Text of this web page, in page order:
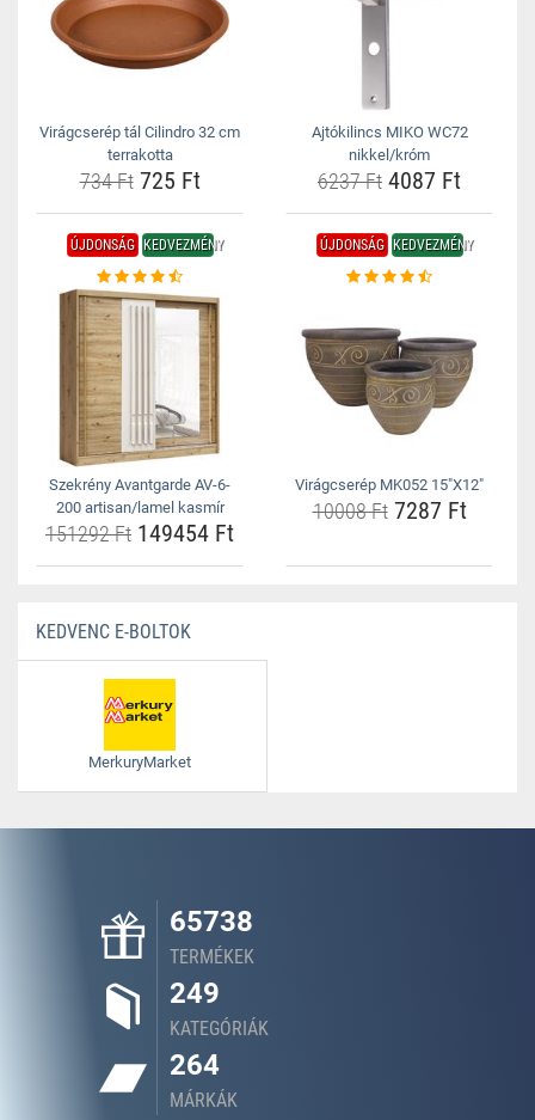
Virágcserép tál Cilindro 32 cm
terrakotta
734 Ft725 Ft
Ajtókilincs MIKO WC72
nikkel/króm
6237 Ft 4087 Ft
ÚJDONSÁG KEDVEZMÉNY
Szekrény Avantgarde AV-6-
200 artisan/lamel kasmír
151292 Ft 149454 Ft
ÚJDONSÁG KEDVEZMÉNY
Virágcserép MK052 15"X12"
10008 Ft7287 Ft
KEDVENC E-BOLTOK
MerkuryMarket
65738
TERMÉKEK
249
KATEGÓRIÁK
264
MÁRKÁK